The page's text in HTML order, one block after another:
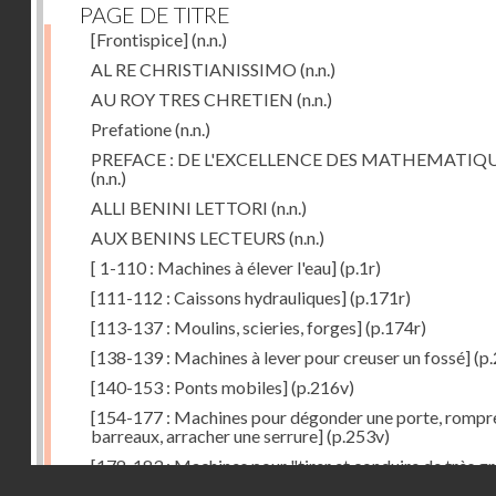
PAGE DE TITRE
[Frontispice](n.n.)
AL RE CHRISTIANISSIMO (n.n.)
AU ROY TRES CHRETIEN (n.n.)
Prefatione(n.n.)
PREFACE : DE L'EXCELLENCE DES
(n.n.)
ALLI BENINI LETTORI (n.n.)
AUX BENINS LECTEURS (n.n.)
[ 1-110 : Machines à élever l'eau](p.1r)
[111-112 : Caissons hydrauliques](p.171r)
[113-137 : Moulins, scieries, forges](p.174r)
[138-139 : Machines à lever pour creuser un fossé]
[140-153 : Ponts mobiles](p.216v)
[154-177 : Machines pour dégonder une porte,
barreaux, arracher une serrure](p.253v)
[178-183 : Machines pour "tirer et conduire de très